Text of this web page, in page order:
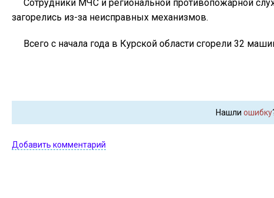
Сотрудники МЧС и региональной противопожарной
загорелись из-за неисправных механизмов.
Всего с начала года в Курской области сгорели 32
Нашли ошибку
Добавить комментарий